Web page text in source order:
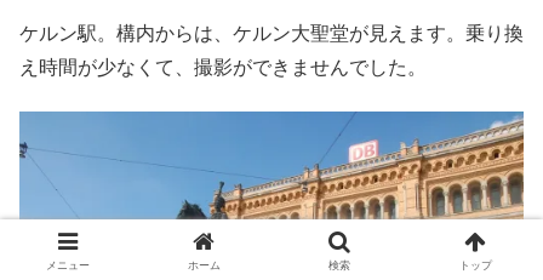
ケルン駅。構内からは、ケルン大聖堂が見えます。乗り換
え時間が少なくて、撮影ができませんでした。
メニュー ホーム 検索 トップ